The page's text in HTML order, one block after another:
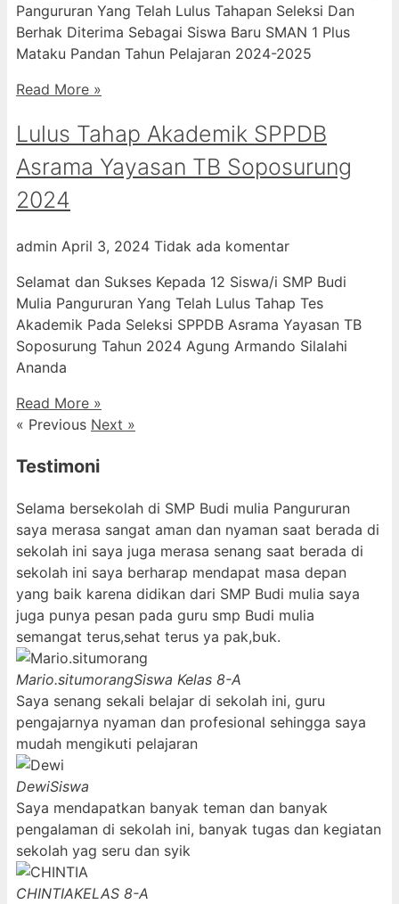
Pangururan Yang Telah Lulus Tahapan Seleksi Dan
Berhak Diterima Sebagai Siswa Baru SMAN 1 Plus
Mataku Pandan Tahun Pelajaran 2024-2025
Read More »
Lulus Tahap Akademik SPPDB
Asrama Yayasan TB Soposurung
2024
admin April 3, 2024 Tidak ada komentar
Selamat dan Sukses Kepada 12 Siswa/i SMP Budi
Mulia Pangururan Yang Telah Lulus Tahap Tes
Akademik Pada Seleksi SPPDB Asrama Yayasan TB
Soposurung Tahun 2024 Agung Armando Silalahi
⁠Ananda
Read More »
« Previous Next »
Testimoni
Selama bersekolah di SMP Budi mulia Pangururan
saya merasa sangat aman dan nyaman saat berada di
sekolah ini saya juga merasa senang saat berada di
sekolah ini saya berharap mendapat masa depan
yang baik karena didikan dari SMP Budi mulia saya
juga punya pesan pada guru smp Budi mulia
semangat terus,sehat terus ya pak,buk.
Mario.situmorangSiswa Kelas 8-A
Saya senang sekali belajar di sekolah ini, guru
pengajarnya nyaman dan profesional sehingga saya
mudah mengikuti pelajaran
DewiSiswa
Saya mendapatkan banyak teman dan banyak
pengalaman di sekolah ini, banyak tugas dan kegiatan
sekolah yag seru dan syik
CHINTIAKELAS 8-A